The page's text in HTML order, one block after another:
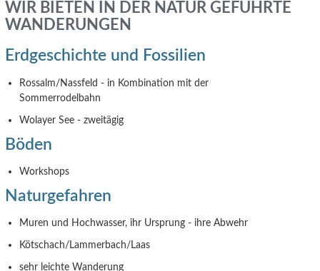
WIR BIETEN IN DER NATUR GEFÜHRTE
WANDERUNGEN
Erdgeschichte und Fossilien
Rossalm/Nassfeld - in Kombination mit der
Sommerrodelbahn
Wolayer See - zweitägig
Böden
Workshops
Naturgefahren
Muren und Hochwasser, ihr Ursprung - ihre Abwehr
Kötschach/Lammerbach/Laas
sehr leichte Wanderung